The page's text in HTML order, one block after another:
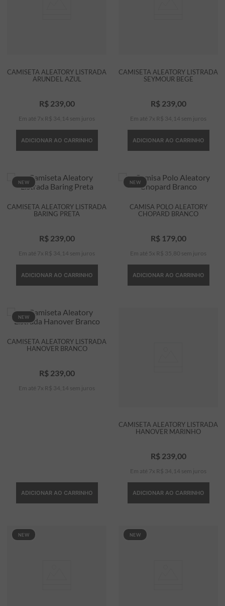
CAMISETA ALEATORY LISTRADA
ARUNDEL AZUL
R$ 239, 00
Em até 7 x R$ 34 14 sem juros
ADICIONAR AO CARRINHO
CAMISETA ALEATORY LISTRADA
SEYMOUR BEGE
R$ 239, 00
Em até 7 x R$ 34 14 sem juros
ADICIONAR AO CARRINHO
NEW
CAMISETA ALEATORY LISTRADA
BARING PRETA
R$ 239, 00
Em até 7 x R$ 34 14 sem juros
ADICIONAR AO CARRINHO
NEW
CAMISA POLO ALEATORY
CHOPARD BRANCO
R$ 179, 00
Em até 5 x R$ 35 80 sem juros
ADICIONAR AO CARRINHO
NEW
CAMISETA ALEATORY LISTRADA
HANOVER BRANCO
R$ 239, 00
Em até 7 x R$ 34 14 sem juros
ADICIONAR AO CARRINHO
CAMISETA ALEATORY LISTRADA
HANOVER MARINHO
R$ 239, 00
Em até 7 x R$ 34 14 sem juros
ADICIONAR AO CARRINHO
NEW NEW